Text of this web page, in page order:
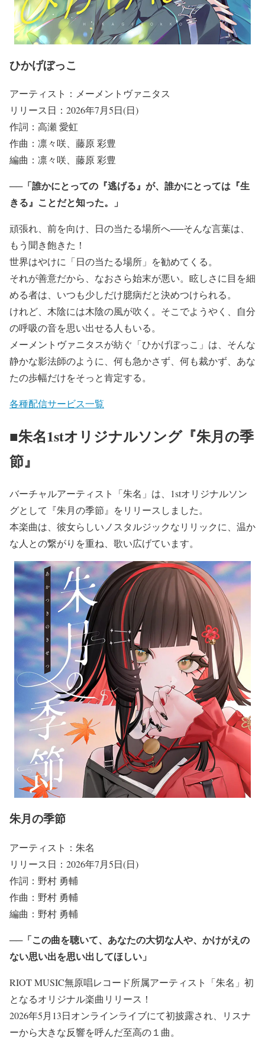
ひかげぼっこ
アーティスト：メーメントヴァニタス
リリース日：2026年7月5日(日)
作詞：高瀬 愛虹
作曲：凛々咲、藤原 彩豊
編曲：凛々咲、藤原 彩豊
──「誰かにとっての『逃げる』が、誰かにとっては『生
きる』ことだと知った。」
頑張れ、前を向け、日の当たる場所へ──そんな言葉は、
もう聞き飽きた！
世界はやけに「日の当たる場所」を勧めてくる。
それが善意だから、なおさら始末が悪い。眩しさに目を細
める者は、いつも少しだけ臆病だと決めつけられる。
けれど、木陰には木陰の風が吹く。そこでようやく、自分
の呼吸の音を思い出せる人もいる。
メーメントヴァニタスが紡ぐ「ひかげぼっこ」は、そんな
静かな影法師のように、何も急かさず、何も裁かず、あな
たの歩幅だけをそっと肯定する。
各種配信サービス一覧
■朱名1stオリジナルソング『朱月の季
節』
バーチャルアーティスト「朱名」は、1stオリジナルソン
グとして『朱月の季節』をリリースしました。
本楽曲は、彼女らしいノスタルジックなリリックに、温か
な人との繋がりを重ね、歌い広げています。
朱月の季節
アーティスト：朱名
リリース日：2026年7月5日(日)
作詞：野村 勇輔
作曲：野村 勇輔
編曲：野村 勇輔
──「この曲を聴いて、あなたの大切な人や、かけがえの
ない思い出を思い出してほしい」
RIOT MUSIC無原唱レコード所属アーティスト「朱名」初
となるオリジナル楽曲リリース！
2026年5月13日オンラインライブにて初披露され、リスナ
ーから大きな反響を呼んだ至高の１曲。